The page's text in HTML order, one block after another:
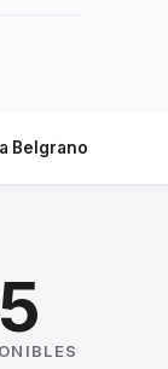
Belgrano